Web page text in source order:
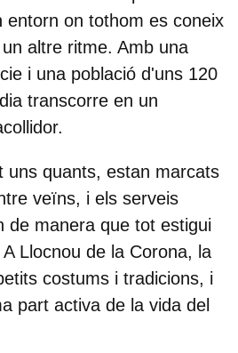
entorn on tothom es coneix
altre ritme. Amb una
i una població d'uns 120
transcorre en un
uns quants, estan marcats
veïns, i els serveis
de manera que tot estigui
Llocnou de la Corona, la
costums i tradicions, i
part activa de la vida del